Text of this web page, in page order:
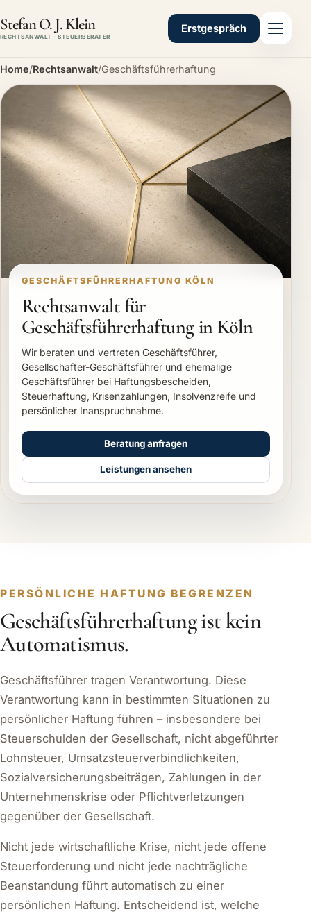
Stefan O. J. Klein
RECHTSANWALT · STEUERBERATER
Erstgespräch
Home/Rechtsanwalt/Geschäftsführerhaftung
GESCHÄFTSFÜHRERHAFTUNG KÖLN
Rechtsanwalt für
Geschäftsführerhaftung in Köln
Wir beraten und vertreten Geschäftsführer,
Gesellschafter-Geschäftsführer und ehemalige
Geschäftsführer bei Haftungsbescheiden,
Steuerhaftung, Krisenzahlungen, Insolvenzreife und
persönlicher Inanspruchnahme.
Beratung anfragen
Leistungen ansehen
PERSÖNLICHE HAFTUNG BEGRENZEN
Geschäftsführerhaftung ist kein
Automatismus.
Geschäftsführer tragen Verantwortung. Diese
Verantwortung kann in bestimmten Situationen zu
persönlicher Haftung führen – insbesondere bei
Steuerschulden der Gesellschaft, nicht abgeführter
Lohnsteuer, Umsatzsteuerverbindlichkeiten,
Sozialversicherungsbeiträgen, Zahlungen in der
Unternehmenskrise oder Pflichtverletzungen
gegenüber der Gesellschaft.
Nicht jede wirtschaftliche Krise, nicht jede offene
Steuerforderung und nicht jede nachträgliche
Beanstandung führt automatisch zu einer
persönlichen Haftung. Entscheidend ist, welche